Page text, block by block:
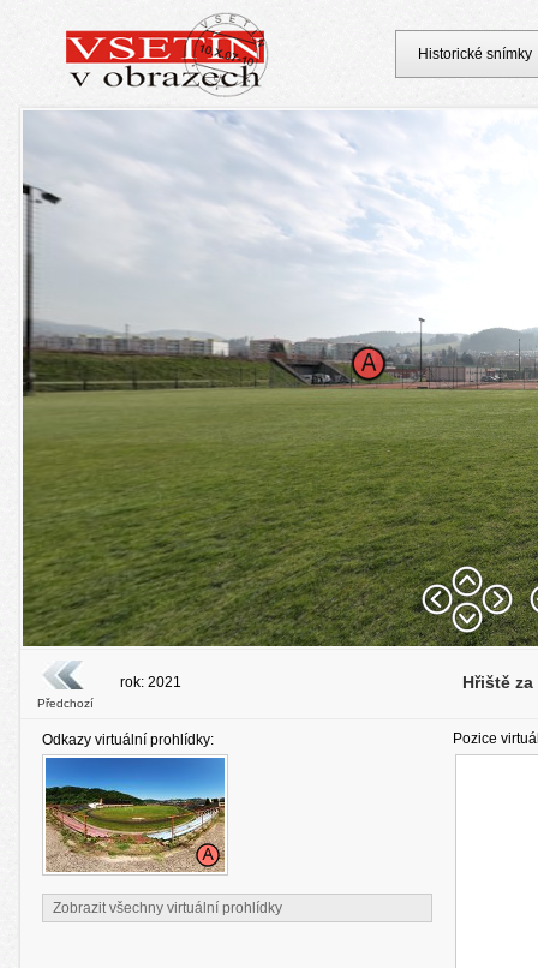
Předchozí
rok: 2021 Hřiště
Odkazy virtuální prohlídky: Pozice
Zobrazit všechny virtuální prohlídky
Historické snímky